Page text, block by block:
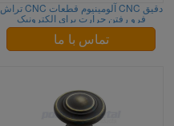
دقیق CNC آلومینیوم قطعات CNC تراش
فرو رفتن حرارت برای الکترونیک
تماس با ما